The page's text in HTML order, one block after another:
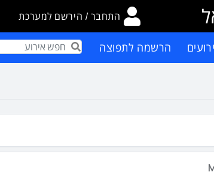
התחבר / הירשם למערכת
הרשמה לתפוצה Term